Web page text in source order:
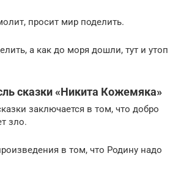
просит мир поделить.
а как до моря дошли, тут и утоп
сказки «Никита Кожемяка»
заключается в том, что добро
зло.
в том, что Родину надо